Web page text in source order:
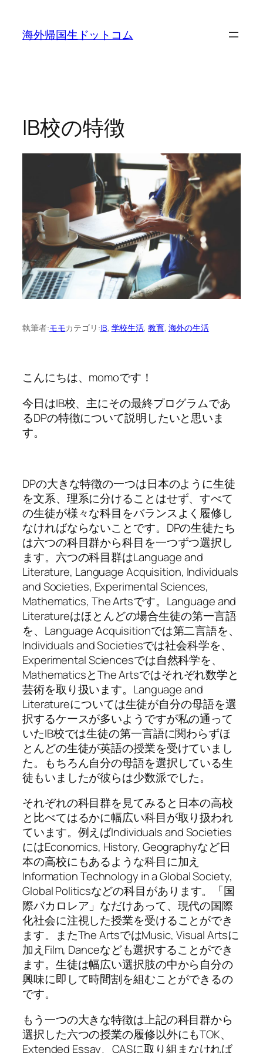
海外帰国生ドットコム
IB校の特徴
執筆者:モモカテゴリ:IB, 学校生活, 教育, 海外の生活
こんにちは、momoです！
今日はIB校、主にその最終プログラムであ
るDPの特徴について説明したいと思いま
す。
DPの大きな特徴の一つは日本のように生徒
を文系、理系に分けることはせず、すべて
の生徒が様々な科目をバランスよく履修し
なければならないことです。DPの生徒たち
は六つの科目群から科目を一つずつ選択し
ます。六つの科目群はLanguage and
Literature, Language Acquisition, Individuals
and Societies, Experimental Sciences,
Mathematics, The Artsです。Language and
Literatureはほとんどの場合生徒の第一言語
を、Language Acquisitionでは第二言語を、
Individuals and Societiesでは社会科学を、
Experimental Sciencesでは自然科学を、
MathematicsとThe Artsではそれぞれ数学と
芸術を取り扱います。Language and
Literatureについては生徒が自分の母語を選
択するケースが多いようですが私の通って
いたIB校では生徒の第一言語に関わらずほ
とんどの生徒が英語の授業を受けていまし
た。もちろん自分の母語を選択している生
徒もいましたが彼らは少数派でした。
それぞれの科目群を見てみると日本の高校
と比べてはるかに幅広い科目が取り扱われ
ています。例えばIndividuals and Societies
にはEconomics, History, Geographyなど日
本の高校にもあるような科目に加え
Information Technology in a Global Society,
Global Politicsなどの科目があります。「国
際バカロレア」なだけあって、現代の国際
化社会に注視した授業を受けることができ
ます。またThe ArtsではMusic, Visual Artsに
加えFilm, Danceなども選択することができ
ます。生徒は幅広い選択肢の中から自分の
興味に即して時間割を組むことができるの
です。
もう一つの大きな特徴は上記の科目群から
選択した六つの授業の履修以外にもTOK、
Extended Essay、CASに取り組まなければ